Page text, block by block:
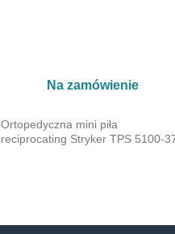
Na zamówienie
Ortopedyczna mini piła
reciprocating Stryker TPS 5100-